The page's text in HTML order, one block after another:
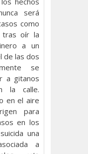
será
como
tras oír la
a un
de las dos
se
a gitanos
la calle.
en el aire
para
en los
una
a